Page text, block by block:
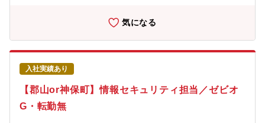
物流ネットワーク再構築・マネジメント業務などにも携わること
ができます。【このポジションの魅力】・未経験から物流管理・
物流企画へチャレンジ可能・グループ売上2,500億円規模を支える
物流に携われる・物流改善や業務改善の経験が身につく・将来的
には物流戦略やマネジメントにも挑戦可能・転勤なしで福島に腰
を据えて働ける・スポーツ業界を支える物流基盤に携われる★充
実の福利厚生・制度★・福利厚生・各種制度・昇給年1回（昨年度
実績：4％）・賞与年2回・通勤手当支給・住宅手当（10,000円～
30,000円／支給条件あり）・資格取得支援制度・eラーニング制
気になる
入社実績あり
【郡山or神保町】情報セキュリティ担当／ゼビオ
G・転勤無